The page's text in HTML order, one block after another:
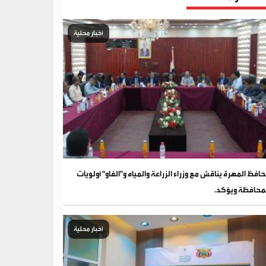
أخبار محلية
المهرة يناقش مع وزراء الزراعة والمياه و"الفاو" أولويات
ويؤكد.
أخبار محلية